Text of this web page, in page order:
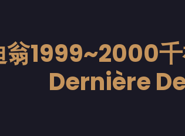
翁1999~2000
Dernière